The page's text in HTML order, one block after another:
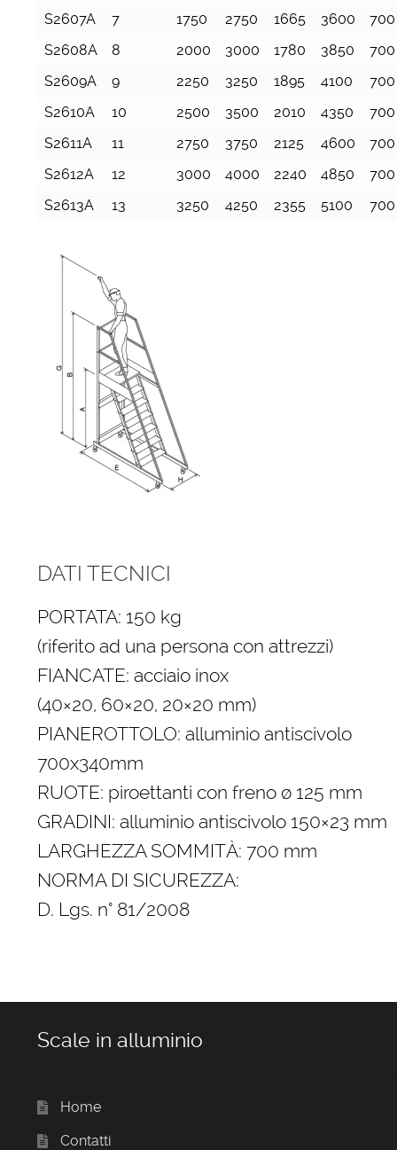
S2607A 7 1750 2750 1665 3600
700
S2608A
8 2000 3000 1780 3850
700
S2609A
9 2250 3250 1895 4100
700
S2610A
10 2500 3500 2010 4350
700
S2611A
11 2750 3750 2125 4600
700
S2612A
12 3000 4000 2240 4850
700
S2613A
13 3250 4250 2355 5100 700
DATI TECNICI
PORTATA: 150 kg
(riferito ad una persona con attrezzi)
FIANCATE: acciaio inox
(40×20, 60×20, 20×20 mm)
PIANEROTTOLO: alluminio antiscivolo
700x340mm
RUOTE: piroettanti con freno ø 125 mm
GRADINI: alluminio antiscivolo 150×23 mm
LARGHEZZA SOMMITÀ: 700 mm
NORMA DI SICUREZZA:
D. Lgs. n° 81/2008
Scale in alluminio
Home
Contatti